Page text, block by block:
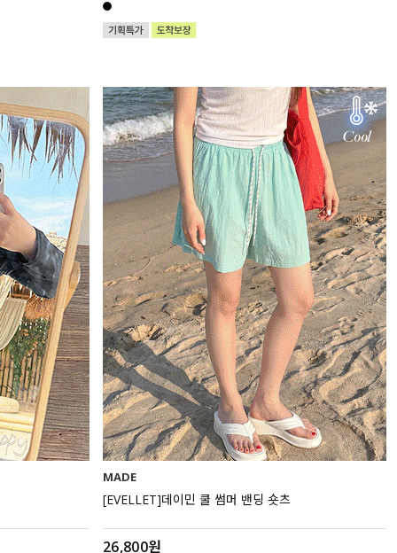
MADE
[EVELLET]데이민 쿨 썸머 밴딩 숏츠
26,800원